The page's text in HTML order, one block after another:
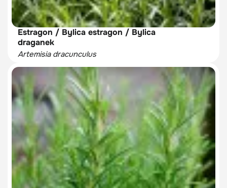
Estragon / Bylica estragon / Bylica
draganek
Artemisia dracunculus